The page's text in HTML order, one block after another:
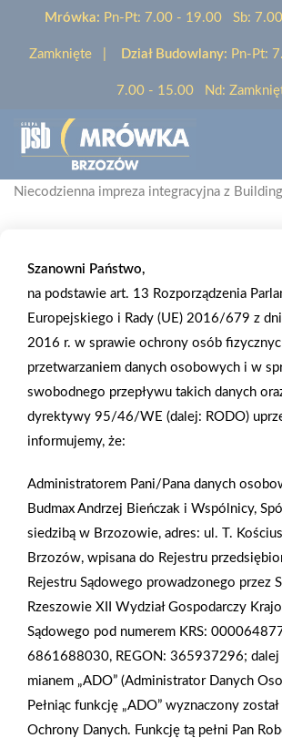
Mrówka: Pn-Pt: 7.00 - 19.00 Sb:
Zamknięte | Dział Budowlany: Pn-Pt:
7.00 - 15.00 Nd:
Aktualności /
Niecodzienna impreza integracyjna z
2007-11-16
NIECODZIENNA IMPREZA
Z BUILDING BUSINESS
Dość niecodzienną imprezę dla swoich
wykonawczych i pracowników -
2007 r. firma Building Business z Bielska -
miejscowości Landek k/Czechowic.
strzelców nie było w towarzystwie, więc
zajęły ćwiczenia na strzelnicy - zużyto
Chyba jednak nie nauczyli się zbyt dobrze
zwierzyna została spokojnie w lesie w stanie
na ognisku piekł się świniak - stworzenie
Głównym sponsorem spotkania był
AKTUALNOŚCI
Szanowni Państwo,
na podstawie art. 13 Rozporządzenia
Europejskiego i Rady (UE) 2016/679 z
2016 r. w sprawie ochrony osób
przetwarzaniem danych osobowych i w
swobodnego przepływu takich danych
dyrektywy 95/46/WE (dalej: RODO)
informujemy, że:
Administratorem Pani/Pana danych
Budmax Andrzej Bieńczak i Wspólnicy,
siedzibą w Brzozowie, adres: ul. T.
Brzozów, wpisana do Rejestru
Rejestru Sądowego prowadzonego przez
Rzeszowie XII Wydział Gospodarczy
Sądowego pod numerem KRS:
6861688030, REGON: 365937296; dalej
mianem „ADO” (Administrator Danych
Pełniąc funkcję „ADO” wyznaczony
Ochrony Danych. Funkcję tą pełni Pan